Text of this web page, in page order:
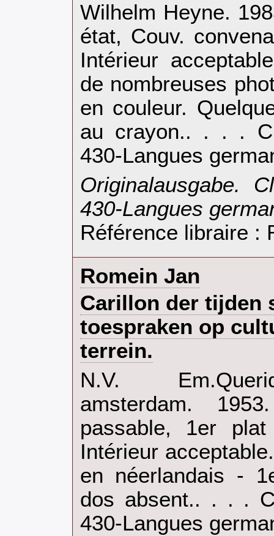
‎Wilhelm Heyne.
état, Couv.
Intérieur
de nombreuses
en couleur.
au crayon.. . . .
430-Langues
‎Originalausgabe.
430-Langues
Référence libraire :
‎Romein Jan‎
‎Carillon der tijden
toespraken op
terrein.‎
‎N.V.
amsterdam.
passable, 1er
Intérieur
en néerlandais -
dos absent.. . . .
430-Langues